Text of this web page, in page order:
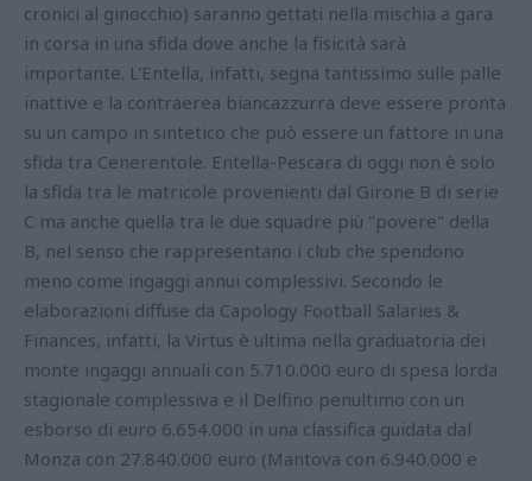
cronici al ginocchio) saranno gettati nella mischia a gara
in corsa in una sfida dove anche la fisicità sarà
importante. L'Entella, infatti, segna tantissimo sulle palle
inattive e la contraerea biancazzurra deve essere pronta
su un campo in sintetico che può essere un fattore in una
sfida tra Cenerentole. Entella-Pescara di oggi non è solo
la sfida tra le matricole provenienti dal Girone B di serie
C ma anche quella tra le due squadre più "povere" della
B, nel senso che rappresentano i club che spendono
meno come ingaggi annui complessivi. Secondo le
elaborazioni diffuse da Capology Football Salaries &
Finances, infatti, la Virtus è ultima nella graduatoria dei
monte ingaggi annuali con 5.710.000 euro di spesa lorda
stagionale complessiva e il Delfino penultimo con un
esborso di euro 6.654.000 in una classifica guidata dal
Monza con 27.840.000 euro (Mantova con 6.940.000 e